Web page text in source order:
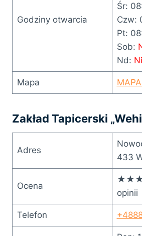
Godziny otwarcia
Śr:
Czw:
Pt:
Sob:
Nd:
Mapa
Zakład Tapicerski
Adres
433
Ocena
opinii
Telefon